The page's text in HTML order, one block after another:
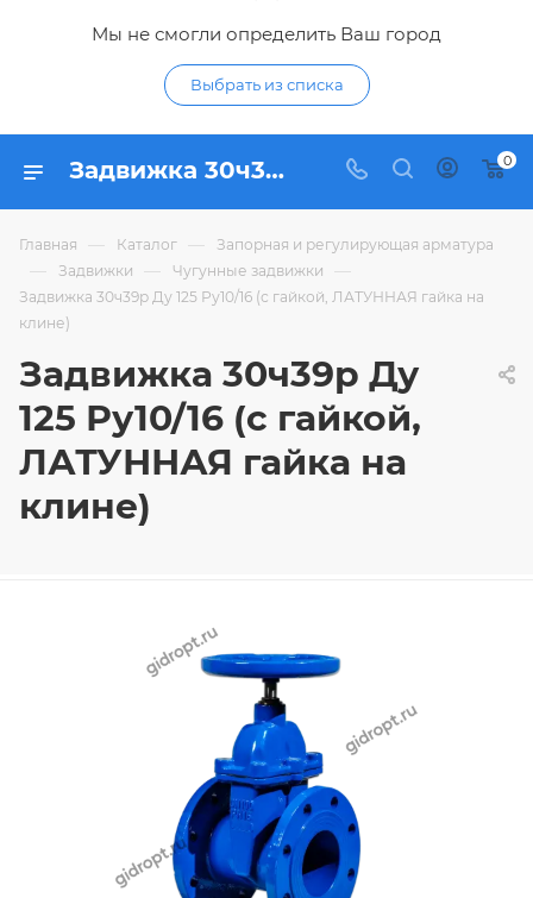
Мы не смогли определить Ваш город
Выбрать из списка
Задвижка 30ч39р Ду 125 Ру10/16 (с гайкой, ЛАТУННАЯ гайка на клине) - купить по цене 6 852,62 ₽ в интернет-магазине Гидропромтехника с доставкой в Курске 0
Главная — Каталог — Запорная и регулирующая арматура
— Задвижки — Чугунные задвижки —
Задвижка 30ч39р Ду 125 Ру10/16 (с гайкой, ЛАТУННАЯ гайка на
клине)
Задвижка 30ч39р Ду
125 Ру10/16 (с гайкой,
ЛАТУННАЯ гайка на
клине)